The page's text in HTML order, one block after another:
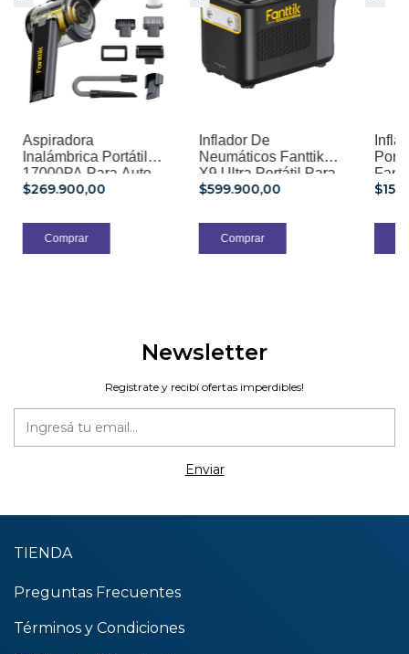
Aspiradora
Inalámbrica Portátil
17000PA Para Auto
Fanttik Fold V10
$269.900,00
Inflador De
Neumáticos Fanttik
X9 Ultra Portátil Para
Camionetas
$599.900,00
Newsletter
Registrate y recibí ofertas imperdibles!
TIENDA
Preguntas Frecuentes
Términos y Condiciones